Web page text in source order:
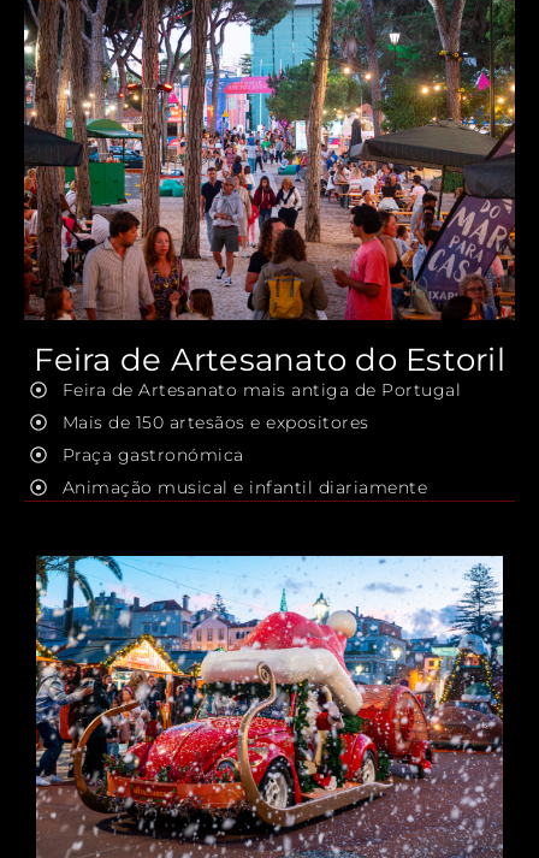
Feira de Artesanato do Estoril
Feira de Artesanato mais antiga de Portugal
Mais de 150 artesãos e expositores
Praça gastronómica
Animação musical e infantil diariamente